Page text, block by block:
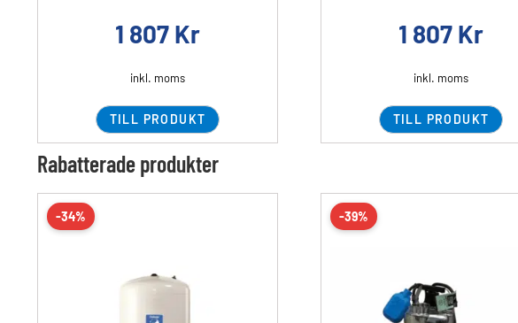
1 807 Kr
inkl. moms
TILL PRODUKT
1 807 Kr
inkl. moms
TILL PRODUKT
Rabatterade produkter
-34% -39%